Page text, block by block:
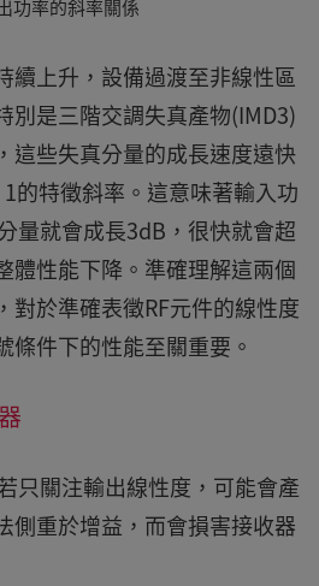
功率的斜率關係
續上升，設備過渡至非線性區
別是三階交調失真產物(IMD3)
這些失真分量的成長速度遠快
的特徵斜率。這意味著輸入功
量就會成長3dB，很快就會超
體性能下降。準確理解這兩個
對於準確表徵RF元件的線性度
條件下的性能至關重要。
只關注輸出線性度，可能會產
側重於增益，而會損害接收器